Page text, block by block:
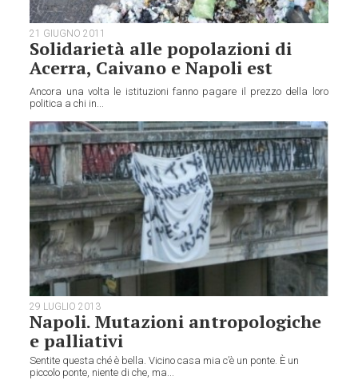
21 GIUGNO 2011
Solidarietà alle popolazioni di
Acerra, Caivano e Napoli est
Ancora una volta le istituzioni fanno pagare il prezzo della loro
politica a chi in...
29 LUGLIO 2013
Napoli. Mutazioni antropologiche
e palliativi
Sentite questa ché è bella. Vicino casa mia c’è un ponte. È un
piccolo ponte, niente di che, ma...